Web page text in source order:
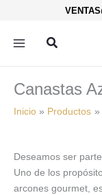
contenido
Buscar
Canastas
Inicio Productos
Deseamos ser
Uno de los
arcones gourmet,